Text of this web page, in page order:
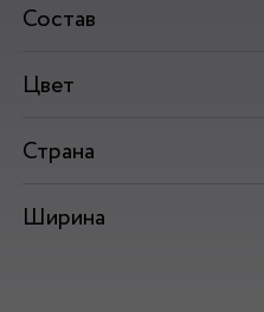
Состав
Цвет
Страна
Ширина